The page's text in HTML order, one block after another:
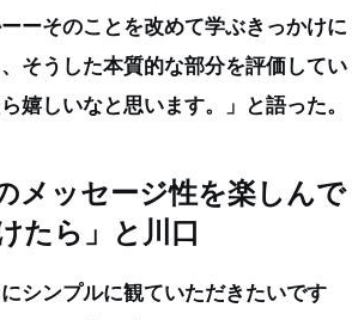
ーそのことを改めて学ぶきっかけに
そうした本質的な部分を評価してい
嬉しいなと思います。」と語った。
メッセージ性を楽しんで
たら」と川口
シンプルに観ていただきたいです